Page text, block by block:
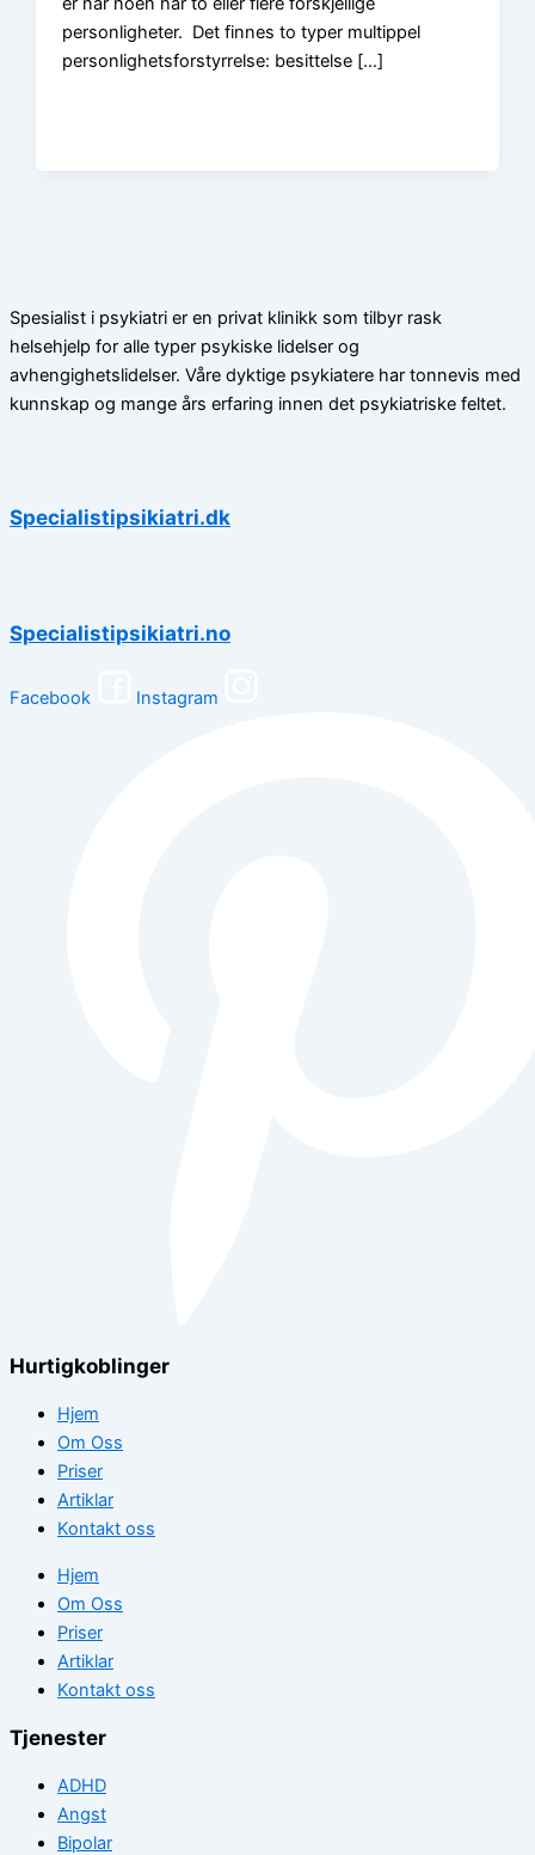
personligheter. Det finnes to typer multippel
personlighetsforstyrrelse: besittelse […]
Spesialist i psykiatri er en privat klinikk som tilbyr rask
helsehjelp for alle typer psykiske lidelser og
avhengighetslidelser. Våre dyktige psykiatere har tonnevis med
kunnskap og mange års erfaring innen det psykiatriske feltet.
Specialistipsikiatri.dk
Specialistipsikiatri.no
Facebook Instagram
Hurtigkoblinger
Hjem
Om Oss
Priser
Artiklar
Kontakt oss
Hjem
Om Oss
Priser
Artiklar
Kontakt oss
Tjenester
ADHD
Angst
Bipolar